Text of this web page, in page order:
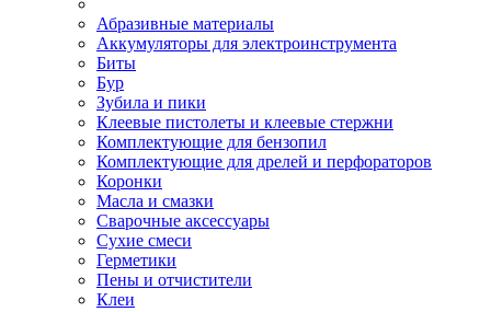
Абразивные материалы
Аккумуляторы для электроинструмента
Биты
Бур
Зубила и пики
Клеевые пистолеты и клеевые стержни
Комплектующие для бензопил
Комплектующие для дрелей и перфораторов
Коронки
Масла и смазки
Сварочные аксессуары
Сухие смеси
Герметики
Пены и отчистители
Клеи